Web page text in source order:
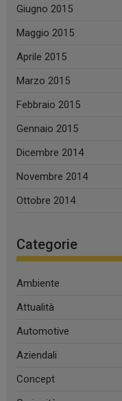
Giugno 2015
Maggio 2015
Aprile 2015
Marzo 2015
Febbraio 2015
Gennaio 2015
Dicembre 2014
Novembre 2014
Ottobre 2014
Categorie
Ambiente
Attualità
Automotive
Aziendali
Concept